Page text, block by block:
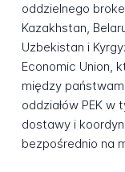
oddzielnego
Kazakhstan,
Uzbekistan i
Economic Union,
między
oddziałów PEK
dostawy i
bezpośrednio na